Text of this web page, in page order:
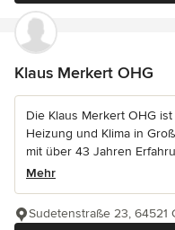
Klaus Merkert OHG
Die Klaus Merkert OHG
Heizung und Klima in
mit über 43 Jahren
Mehr
Sudetenstraße 23, 64521